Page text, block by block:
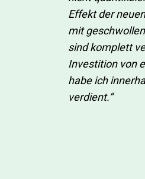
Effekt der
mit
sind komplett
Investition von
habe ich
verdient.“